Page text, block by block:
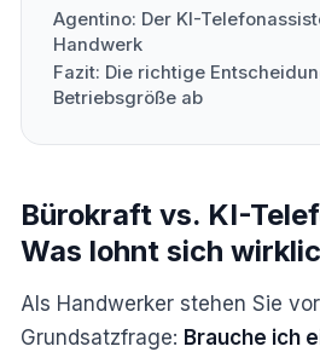
Agentino: Der KI-
Handwerk
Fazit: Die richtige
Betriebsgröße ab
Bürokraft vs. KI-
Was lohnt sich
Als Handwerker stehen Sie
Grundsatzfrage: Brauche ich